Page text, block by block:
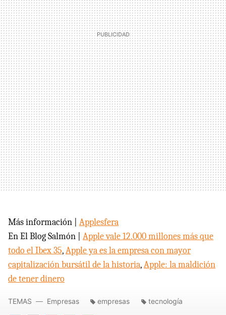
Más información | Applesfera
En El Blog Salmón | Apple vale 12.000 millones más que
todo el Ibex 35,Apple ya es la empresa con mayor
capitalización bursátil de la historia,Apple: la maldición
de tener dinero
TEMAS Empresas empresas tecnología